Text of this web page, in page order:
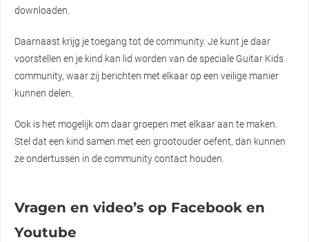
downloaden.
Daarnaast krijg je toegang tot de community. Je kunt je daar
voorstellen en je kind kan lid worden van de speciale Guitar Kids
community, waar zij berichten met elkaar op een veilige manier
kunnen delen.
Ook is het mogelijk om daar groepen met elkaar aan te maken.
Stel dat een kind samen met een grootouder oefent, dan kunnen
ze ondertussen in de community contact houden.
Vragen en video’s op Facebook en
Youtube